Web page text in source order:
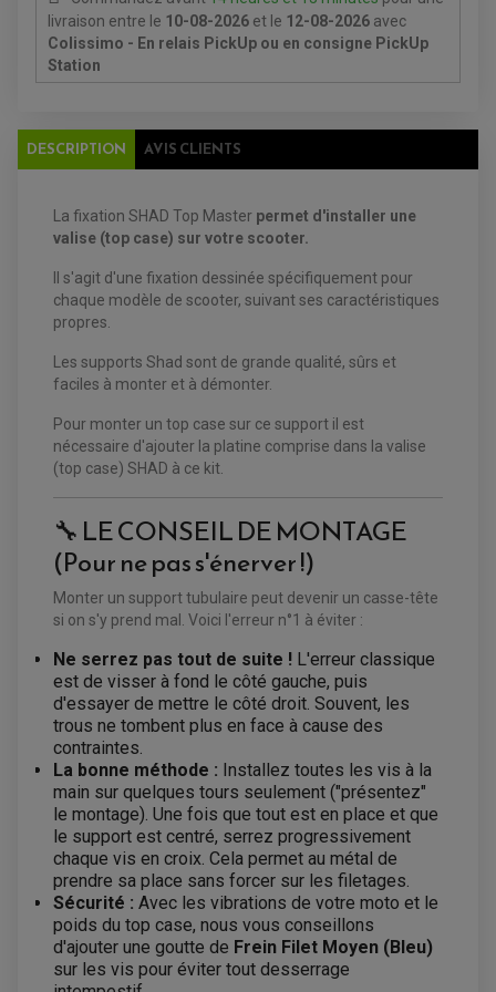
KIT RECONDITIONNEMENT DEMARREUR
POMPE A ESSENCE
REDRESSEUR / REGULATEUR
ENTRETIEN MOTO
ATELIER, PADDOCK, STAND
FILTRE A HUILE
FILTRE ET ACCESSOIRE ESSENCE
OUTILLAGE
FREINAGE
ACCESSOIRE + VISSERIE FREINAGE
DISQUE DE FREIN
PLAQUETTE DE FREIN
KIT DURITE DE FREIN
FREINAGE
DISQUE DE FREIN AVANT
ACCESSOIRE + VISSERIE FREINAGE
DISQUE DE FREIN ARRIERE
PLAQUETTE DE FREIN AVANT
EQUIPEMENT ELECTRIQUE QUAD / SSV
ACCESSOIRES ELECTRIQUE QUAD / SSV
BOITIER CDI QUAD ET SSV
COMPTEUR QUAD / SSV
CONTACTEUR A CLÉ QUAD
DÉMARREUR
ECLAIRAGE LED / HALOGÈNE
STATOR ET REDRESSEUR / REGULATEUR
VENTILATEUR DE RADIATEUR
EQUIPEMENT FREINAGE QUAD / SSV
DISQUE DE FREIN QUAD / SSV
KIT DURITE DE FREIN QUAD
KIT REPARATION MAÎTRE CYLINDRE QUAD / SSV
PLAQUETTES DE FREIN QUAD / SSV
HUILE ET PRODUIT D'ENTRETIEN QUAD
HUILE POUR QUAD
PRODUIT D'ENTRETIEN QUAD
PNEUMATIQUE
MOUSSE
CHAMBRE À AIR
EQUIPEMENT FREINAGE MOTO CROSS ET
ENDURO
ACCESSOIRES FREINAGE
DISQUE DE FREIN AVANT
DISQUE DE FREIN ARRIÈRE
PLAQUETTE DE FREIN
livraison entre le 10-08-2026 et le 12-08-2026 avec
Colissimo - En relais PickUp ou en consigne PickUp
Station
DESCRIPTION AVIS CLIENTS
La fixation SHAD Top Master permet d'installer une
valise (top case) sur votre scooter.
Il s'agit d'une fixation dessinée spécifiquement pour
chaque modèle de scooter, suivant ses caractéristiques
propres.
Les supports Shad sont de grande qualité, sûrs et
faciles à monter et à démonter.
Pour monter un top case sur ce support il est
nécessaire d'ajouter la platine comprise dans la valise
(top case) SHAD à ce kit.
🔧 LE CONSEIL DE MONTAGE
(Pour ne pas s'énerver !)
Monter un support tubulaire peut devenir un casse-tête
si on s'y prend mal. Voici l'erreur n°1 à éviter :
Ne serrez pas tout de suite ! L'erreur classique
est de visser à fond le côté gauche, puis
d'essayer de mettre le côté droit. Souvent, les
trous ne tombent plus en face à cause des
contraintes.
La bonne méthode : Installez toutes les vis à la
main sur quelques tours seulement ("présentez"
le montage). Une fois que tout est en place et que
le support est centré, serrez progressivement
chaque vis en croix. Cela permet au métal de
prendre sa place sans forcer sur les filetages.
Sécurité : Avec les vibrations de votre moto et le
poids du top case, nous vous conseillons
d'ajouter une goutte de Frein Filet Moyen (Bleu)
sur les vis pour éviter tout desserrage